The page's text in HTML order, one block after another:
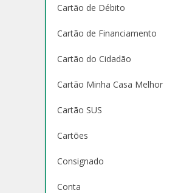
Cartão de Débito
Cartão de Financiamento
Cartão do Cidadão
Cartão Minha Casa Melhor
Cartão SUS
Cartões
Consignado
Conta